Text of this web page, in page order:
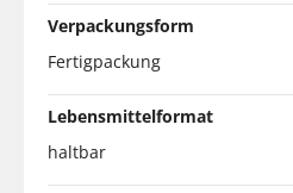
Verpackungsform
Fertigpackung
Lebensmittelformat
haltbar